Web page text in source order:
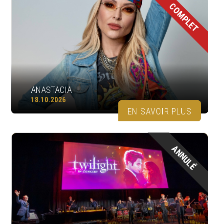
COMPLET
ANASTACIA
18.10.2026
EN SAVOIR PLUS
ANNULÉ